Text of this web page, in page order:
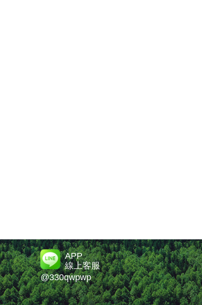
APP
線上客服
@330qwpwp